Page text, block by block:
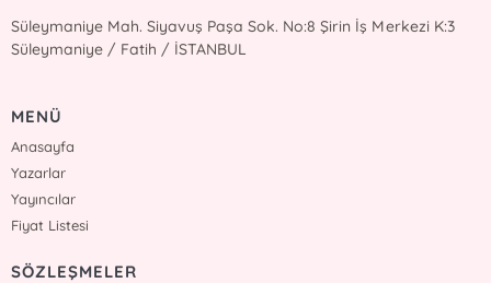
Süleymaniye Mah. Siyavuş Paşa Sok. No:8 Şirin İş Merkezi K:3
Süleymaniye / Fatih / İSTANBUL
MENÜ
Anasayfa
Yazarlar
Yayıncılar
Fiyat Listesi
SÖZLEŞMELER